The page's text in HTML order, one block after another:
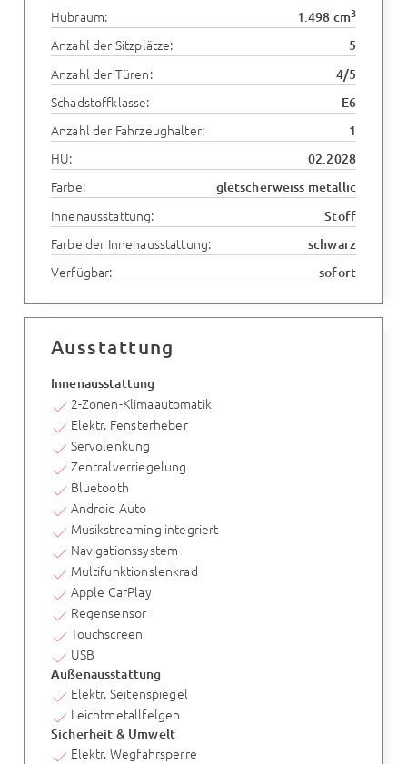
Hubraum: 1.498 cm3
Anzahl der Sitzplätze: 5
Anzahl der Türen: 4/5
Schadstoffklasse: E6
Anzahl der Fahrzeughalter: 1
HU: 02.2028
Farbe: gletscherweiss metallic
Innenausstattung: Stoff
Farbe der Innenausstattung: schwarz
Verfügbar: sofort
Ausstattung
Innenausstattung
2-Zonen-Klimaautomatik
Elektr. Fensterheber
Servolenkung
Zentralverriegelung
Bluetooth
Android Auto
Musikstreaming integriert
Navigationssystem
Multifunktionslenkrad
Apple CarPlay
Regensensor
Touchscreen
USB
Außenausstattung
Elektr. Seitenspiegel
Leichtmetallfelgen
Sicherheit & Umwelt
Elektr. Wegfahrsperre